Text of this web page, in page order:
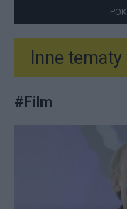
Inne
#Film